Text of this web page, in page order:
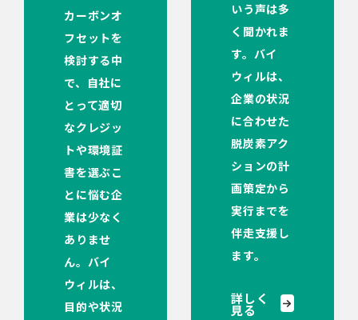
カーボンオ
フセットを
検討する中
で、自社に
とって適切
なクレジッ
トや環境証
書を選ぶこ
とに悩む企
業は少なく
ありませ
ん。バイ
ウィルは、
目的や状況
いう声は多
く聞かれま
す。バイ
ウィルは、
企業の状況
に合わせた
脱炭素アク
ションの計
画策定から
実行までを
伴走支援し
ます。
詳しく
見る